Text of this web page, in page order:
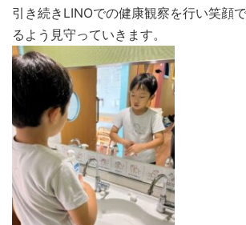
引き続きLINOでの健康観察を行い笑顔
るよう見守っていきます。